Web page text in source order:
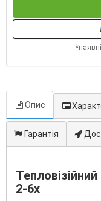
Опис
Гарантія
2-6x